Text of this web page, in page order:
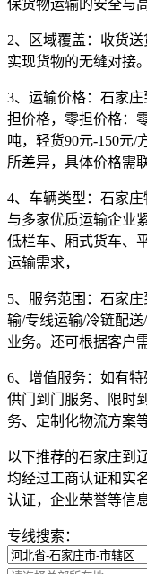
保货物运输的安全与
2、区域覆盖： 收货送
实现货物的无缝对接。
3、运输价格： 石家庄
担价格，零担价格：
吨，轻货90元-150元/
所差异，具体价格需
4、车辆类型： 石家庄
与多家优质运输企业
低栏车、厢式货车、
运输需求，
5、服务范围： 石家庄
输/专线运输/冷链配
业务。还可根据客户
6、增值服务： 如有特
供门到门服务、限时
务、定制化物流方案
以下推荐的石家庄到
均经过工商认证和实
认证，企业荣誉等信
专线搜索：